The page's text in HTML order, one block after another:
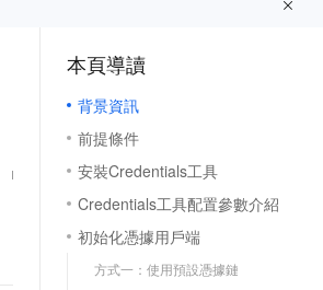
本頁導讀
背景資訊
前提條件
安裝Credentials工具
Credentials工具配置參數介紹
初始化憑據用戶端
方式一：使用預設憑據鏈